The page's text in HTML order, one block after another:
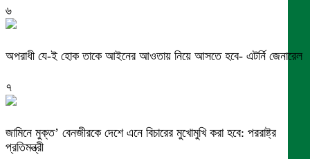
৬
অপরাধী যে-ই হোক তাকে আইনের আওতায় নিয়ে আসতে হবে- এটর্নি জেনারেল
৭
জামিনে মুক্ত’ বেনজীরকে দেশে এনে বিচারের মুখোমুখি করা হবে: পররাষ্ট্র
প্রতিমন্ত্রী